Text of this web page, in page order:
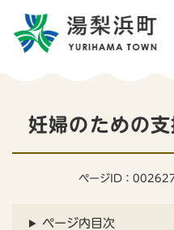
妊婦のための
ページID：
ページ内目次